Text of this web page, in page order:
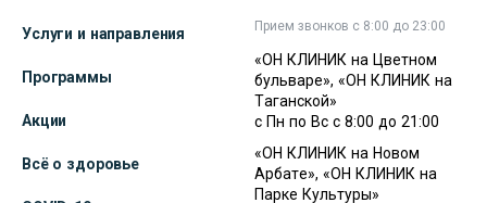
Услуги и направления
Программы
Акции
Всё о здоровье
Прием звонков с 8:00 до 23:00
«ОН КЛИНИК на Цветном
бульваре», «ОН КЛИНИК на
Таганской»
с Пн по Вс с 8:00 до 21:00
«ОН КЛИНИК на Новом
Арбате», «ОН КЛИНИК на
Парке Культуры»